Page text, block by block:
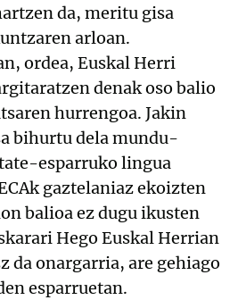
da, meritu gisa
arloan.
ordea, Euskal Herri
denak oso balio
hurrengoa. Jakin
bihurtu dela mundu-
esparruko lingua
gaztelaniaz ekoizten
balioa ez dugu ikusten
Hego Euskal Herrian
da onargarria, are gehiago
esparruetan.